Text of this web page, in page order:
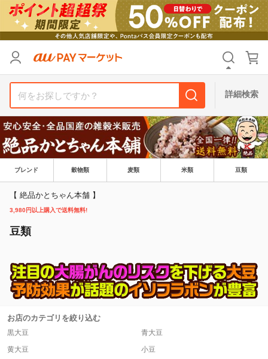
詳細検索
ブレンド 穀物類 麦類 米類 豆類
【 絶品かとちゃん本舗 】
3,980円以上購入で送料無料!
豆類
お店のカテゴリを絞り込む
黒大豆
青大豆
黄大豆
小豆
支払い方法
その他の条件
送料無料 タイムセール
Pontaパス特典対象すべて
除外ワード
リセット
支払い方法
その他の条件
送料無料 タイムセール
Pontaパス特典対象すべて
除外ワード